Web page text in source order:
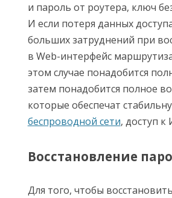
и пароль от роутера, ключ
И если потеря данных
больших затруднений при
в Web-интерфейс
этом случае понадобится
затем понадобится полное
которые обеспечат
беспроводной сети, доступ к
Восстановление
Для того, чтобы